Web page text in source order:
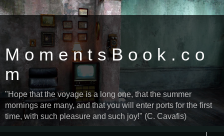
M o m e n t s B o o k . c o
m
"Hope that the voyage is a long one, that the summer
mornings are many, and that you will enter ports for the first
time, with such pleasure and such joy!" (C. Cavafis)